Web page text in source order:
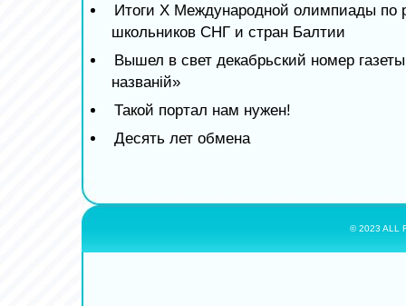
Итоги X Международной олимпиады по
школьников СНГ и стран Балтии
Вышел в свет декабрьский номер
названiй»
Такой портал нам нужен!
Десять лет обмена
© 2023 ALL